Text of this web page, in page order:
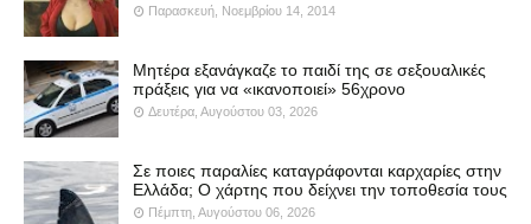
Παρασκευή, Νοεμβρίου 14, 2014
Μητέρα εξανάγκαζε το παιδί της σε σεξουαλικές
πράξεις για να «ικανοποιεί» 56χρονο
Δευτέρα, Αυγούστου 03, 2026
Σε ποιες παραλίες καταγράφονται καρχαρίες στην
Ελλάδα; Ο χάρτης που δείχνει την τοποθεσία τους
Πέμπτη, Αυγούστου 06, 2026